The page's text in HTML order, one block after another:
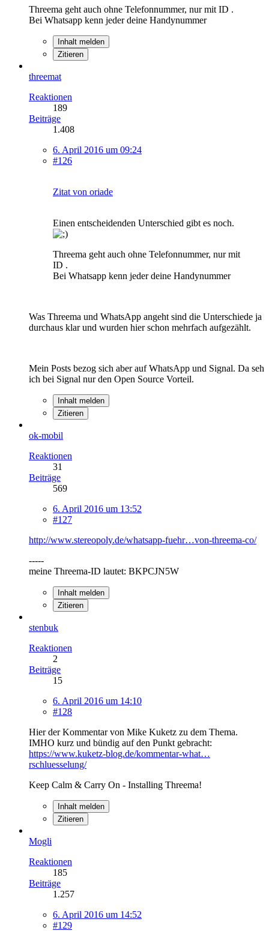
Threema geht auch ohne Telefonnummer, nur mit ID .
Bei Whatsapp kenn jeder deine Handynummer
Inhalt melden
Zitieren
threemat
Reaktionen
189
Beiträge
1.408
6. April 2016 um 09:24
#126
Zitat von oriade
Einen entscheidenden Unterschied gibt es noch.
Threema geht auch ohne Telefonnummer, nur mit
ID .
Bei Whatsapp kenn jeder deine Handynummer
Was Threema und WhatsApp angeht sind die Unterschiede ja
durchaus klar und wurden hier schon mehrfach aufgezählt.
Mein Posts bezog sich aber auf WhatsApp und Signal. Da seh
ich bei Signal nur den Open Source Vorteil.
Inhalt melden
Zitieren
ok-mobil
Reaktionen
31
Beiträge
569
6. April 2016 um 13:52
#127
http://www.stereopoly.de/whatsapp-fuehr…von-threema-co/
-----
meine Threema-ID lautet: BKPCJN5W
Inhalt melden
Zitieren
stenbuk
Reaktionen
2
Beiträge
15
6. April 2016 um 14:10
#128
Hier der Kommentar von Mike Kuketz zu dem Thema.
IMHO kurz und bündig auf den Punkt gebracht:
https://www.kuketz-blog.de/kommentar-what…
rschluesselung/
Keep Calm & Carry On - Installing Threema!
Inhalt melden
Zitieren
Mogli
Reaktionen
185
Beiträge
1.257
6. April 2016 um 14:52
#129